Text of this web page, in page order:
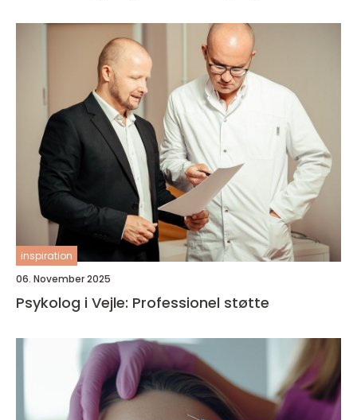
inspiration
06. November 2025
Psykolog i Vejle: Professionel støtte